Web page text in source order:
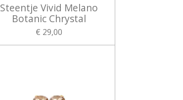
Steentje Vivid Melano
Botanic Chrystal
€ 29,00